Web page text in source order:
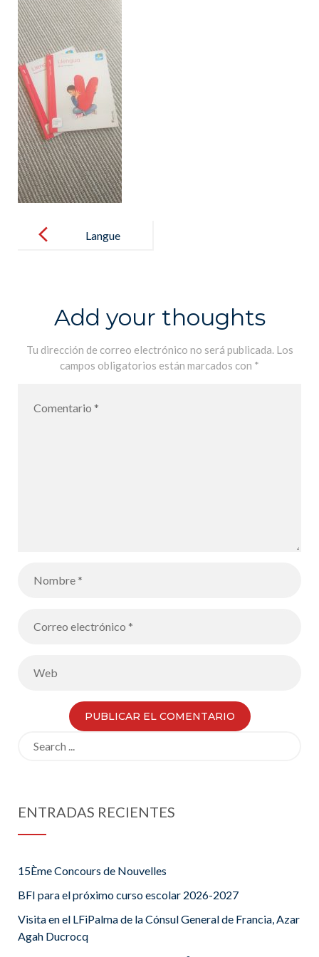
navigation
Langue
Add your thoughts
Tu dirección de correo electrónico no será publicada. Los
campos obligatorios están marcados con *
ENTRADAS RECIENTES
15Ème Concours de Nouvelles
BFI para el próximo curso escolar 2026-2027
Visita en el LFiPalma de la Cónsul General de Francia, Azar
Agah Ducrocq